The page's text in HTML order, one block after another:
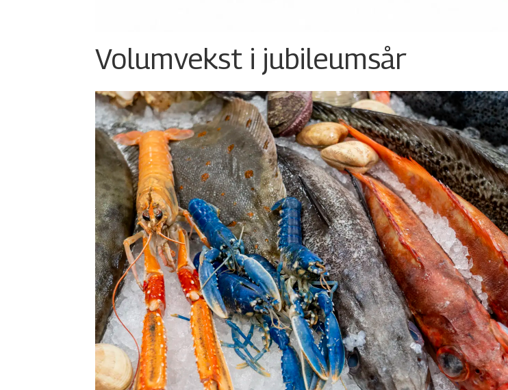
Volumvekst i jubileumsår